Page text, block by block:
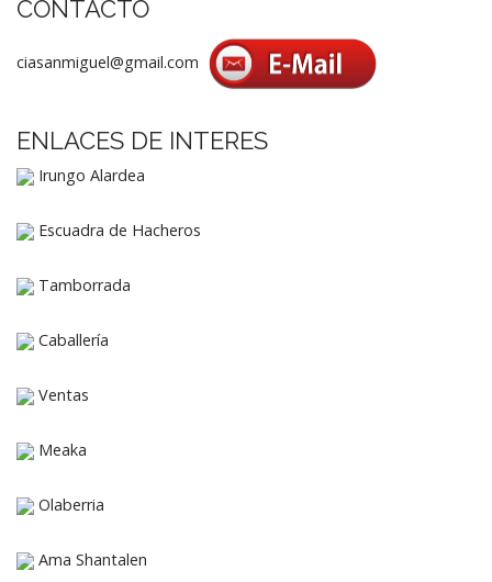
CONTACTO
ciasanmiguel@gmail.com
ENLACES DE INTERES
Irungo Alardea
Escuadra de Hacheros
Tamborrada
Caballería
Ventas
Meaka
Olaberria
Ama Shantalen